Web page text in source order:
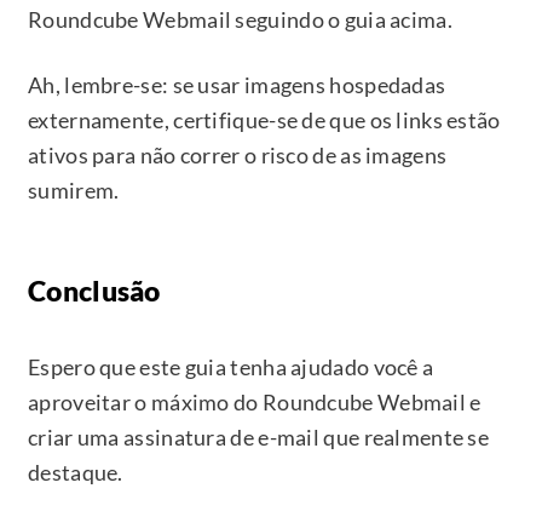
Roundcube Webmail seguindo o guia acima.
Ah, lembre-se: se usar imagens hospedadas
externamente, certifique-se de que os links estão
ativos para não correr o risco de as imagens
sumirem.
Conclusão
Espero que este guia tenha ajudado você a
aproveitar o máximo do Roundcube Webmail e
criar uma assinatura de e-mail que realmente se
destaque.